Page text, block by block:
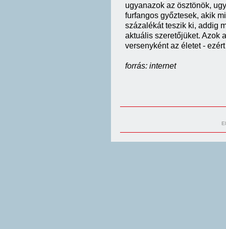
ugyanazok az ösztönök,
furfangos győztesek, akik
százalékát teszik ki, addig
aktuális szeretőjüket. Azok
versenyként az életet -
forrás: internet